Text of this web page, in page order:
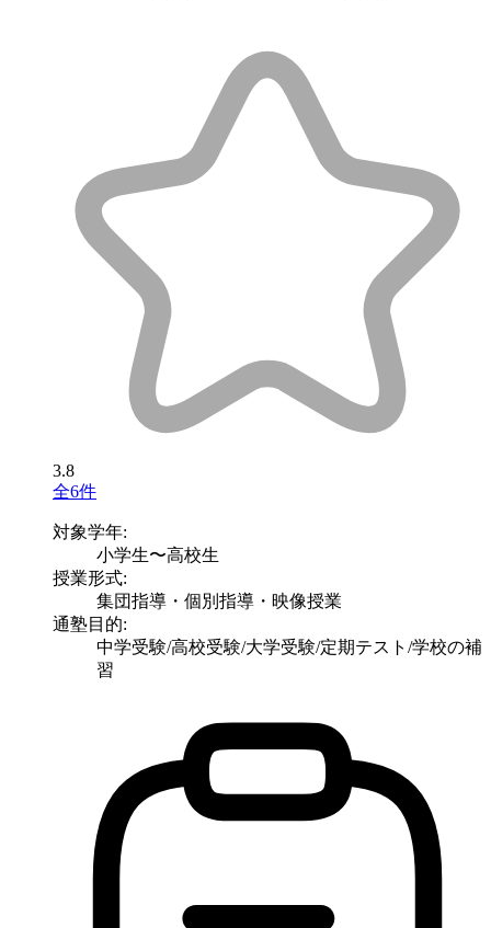
3.8
全6件
対象学年:
小学生〜高校生
授業形式:
集団指導・個別指導・映像授業
通塾目的:
中学受験/高校受験/大学受験/定期テスト/学校の補
習